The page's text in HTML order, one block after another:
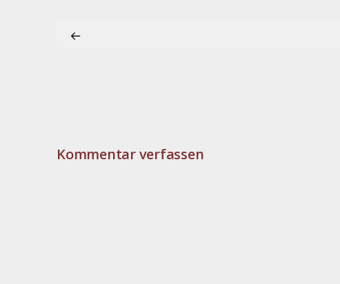
Kommentar verfassen